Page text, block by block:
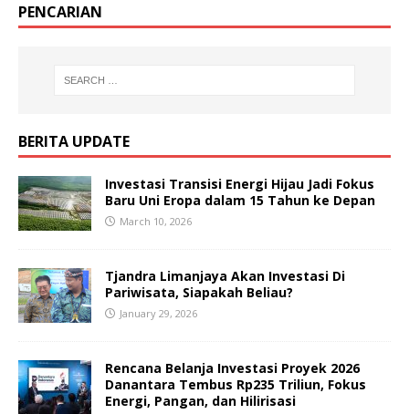
PENCARIAN
BERITA UPDATE
Investasi Transisi Energi Hijau Jadi Fokus
Baru Uni Eropa dalam 15 Tahun ke Depan
March 10, 2026
Tjandra Limanjaya Akan Investasi Di
Pariwisata, Siapakah Beliau?
January 29, 2026
Rencana Belanja Investasi Proyek 2026
Danantara Tembus Rp235 Triliun, Fokus
Energi, Pangan, dan Hilirisasi